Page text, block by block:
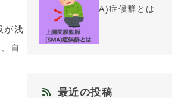
が浅
自
A)症候群とは
最近の投稿